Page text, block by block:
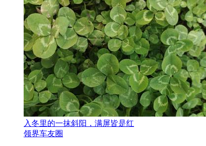
入冬里的一抹斜阳，满屏皆是红
领界车友圈